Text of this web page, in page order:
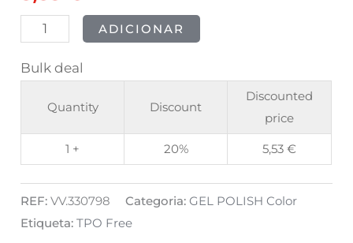
8ml
ADICIONAR
Bulk deal
Quantity Discount
Discounted
price
1 + 20% 5,53€
REF:VV.330798 Categoria:GEL POLISH Color
Etiqueta:TPO Free